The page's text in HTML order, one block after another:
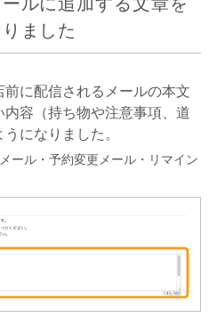
ました
に配信されるメールの本文
容（持ち物や注意事項、道
になりました。
ール・予約変更メール・リマイン